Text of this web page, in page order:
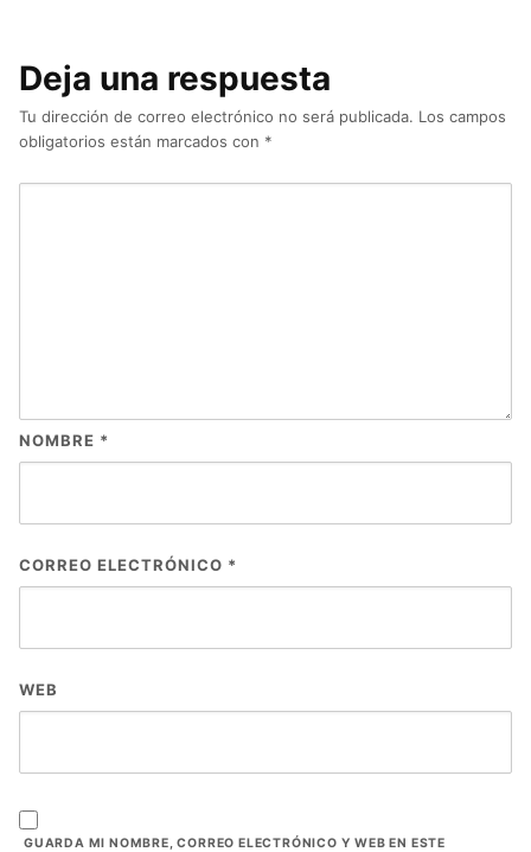
Deja una respuesta
Tu dirección de correo electrónico no será publicada. Los campos
obligatorios están marcados con *
NOMBRE *
CORREO ELECTRÓNICO *
WEB
GUARDA MI NOMBRE, CORREO ELECTRÓNICO Y WEB EN ESTE